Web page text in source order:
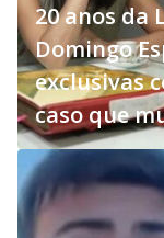
20 anos da
Domingo
exclusivas
caso que